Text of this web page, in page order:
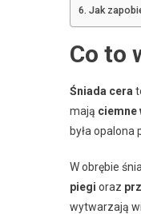
Jak
Co to
Śniada cera
mają ciemne
była opalona
W obrębie
piegi oraz
wytwarzają